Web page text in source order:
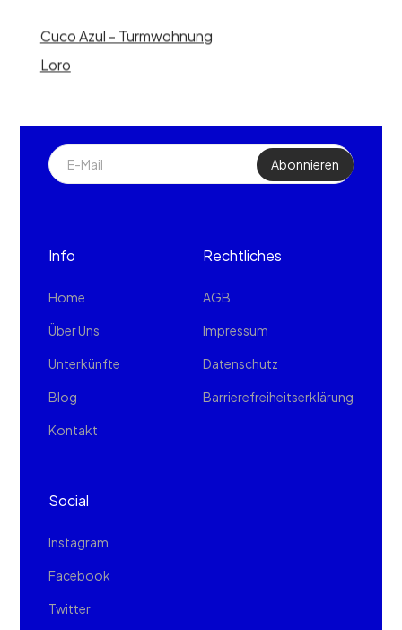
Cuco Azul - Turmwohnung
Loro
Erleben Sie ihren Traumurlaub auf unserer schönen
Info
Home
Über Uns
Unterkünfte
Blog
Kontakt
Rechtliches
AGB
Impressum
Datenschutz
Barrierefreiheitserklärung
Social
Instagram
Facebook
Twitter